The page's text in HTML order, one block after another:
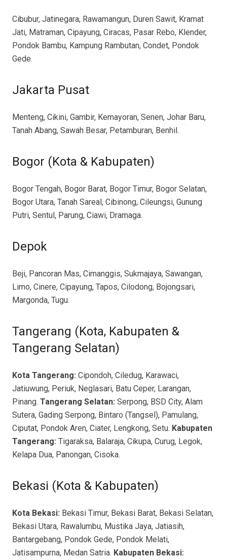
Cibubur, Jatinegara, Rawamangun, Duren Sawit, Kramat
Jati, Matraman, Cipayung, Ciracas, Pasar Rebo, Klender,
Pondok Bambu, Kampung Rambutan, Condet, Pondok
Gede.
Jakarta Pusat
Menteng, Cikini, Gambir, Kemayoran, Senen, Johar Baru,
Tanah Abang, Sawah Besar, Petamburan, Benhil.
Bogor (Kota & Kabupaten)
Bogor Tengah, Bogor Barat, Bogor Timur, Bogor Selatan,
Bogor Utara, Tanah Sareal, Cibinong, Cileungsi, Gunung
Putri, Sentul, Parung, Ciawi, Dramaga.
Depok
Beji, Pancoran Mas, Cimanggis, Sukmajaya, Sawangan,
Limo, Cinere, Cipayung, Tapos, Cilodong, Bojongsari,
Margonda, Tugu.
Tangerang (Kota, Kabupaten &
Tangerang Selatan)
Kota Tangerang: Cipondoh, Ciledug, Karawaci,
Jatiuwung, Periuk, Neglasari, Batu Ceper, Larangan,
Pinang. Tangerang Selatan: Serpong, BSD City, Alam
Sutera, Gading Serpong, Bintaro (Tangsel), Pamulang,
Ciputat, Pondok Aren, Ciater, Lengkong, Setu. Kabupaten
Tangerang: Tigaraksa, Balaraja, Cikupa, Curug, Legok,
Kelapa Dua, Panongan, Cisoka.
Bekasi (Kota & Kabupaten)
Kota Bekasi: Bekasi Timur, Bekasi Barat, Bekasi Selatan,
Bekasi Utara, Rawalumbu, Mustika Jaya, Jatiasih,
Bantargebang, Pondok Gede, Pondok Melati,
Jatisampurna, Medan Satria. Kabupaten Bekasi: